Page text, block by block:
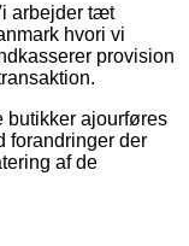
arbejder tæt
hvori vi
provision
butikker ajourføres
forandringer der
af de